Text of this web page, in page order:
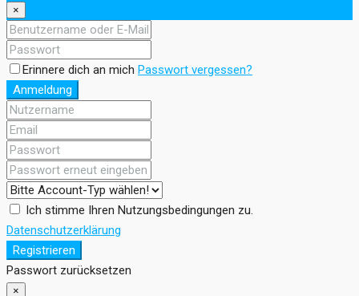
×
Erinnere dich an mich Passwort vergessen?
Anmeldung
Ich stimme Ihren Nutzungsbedingungen zu.
Datenschutzerklärung
Registrieren
Passwort zurücksetzen
×